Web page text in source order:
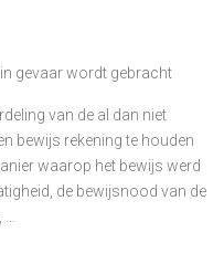
gevaar wordt gebracht
van de al dan niet
bewijs rekening te houden
waarop het bewijs werd
de bewijsnood van de
…